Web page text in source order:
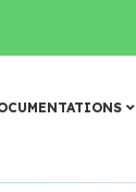
ations